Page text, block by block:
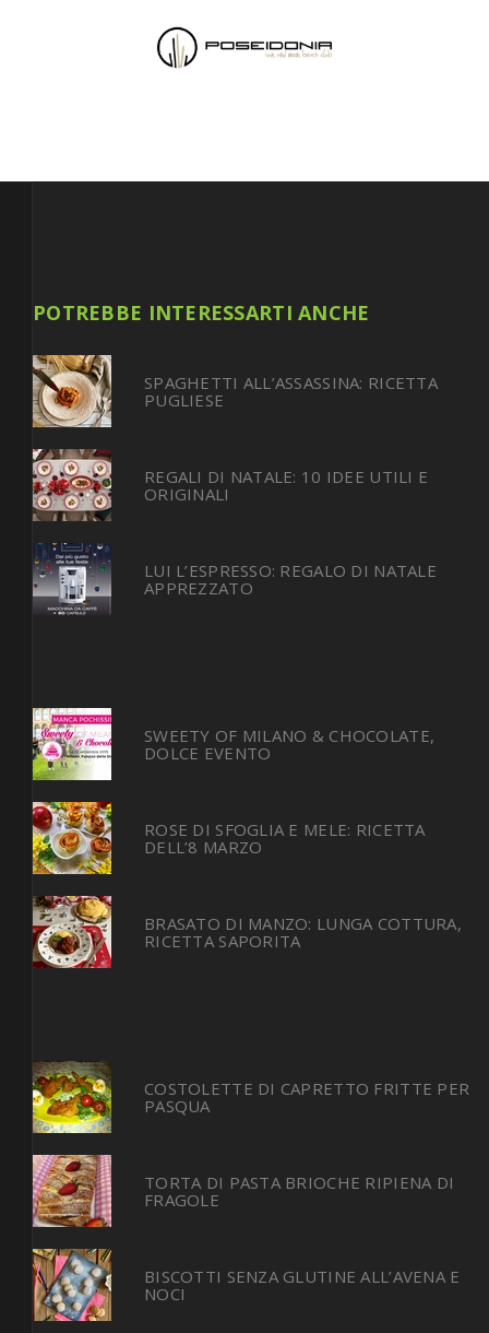
POTREBBE INTERESSARTI ANCHE
SPAGHETTI ALL’ASSASSINA: RICETTA
PUGLIESE
REGALI DI NATALE: 10 IDEE UTILI E
ORIGINALI
LUI L’ESPRESSO: REGALO DI NATALE
APPREZZATO
SWEETY OF MILANO & CHOCOLATE,
DOLCE EVENTO
ROSE DI SFOGLIA E MELE: RICETTA
DELL’8 MARZO
BRASATO DI MANZO: LUNGA COTTURA,
RICETTA SAPORITA
COSTOLETTE DI CAPRETTO FRITTE PER
PASQUA
TORTA DI PASTA BRIOCHE RIPIENA DI
FRAGOLE
BISCOTTI SENZA GLUTINE ALL’AVENA E
NOCI